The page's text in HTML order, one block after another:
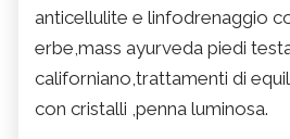
anticellulite e linfodrenaggio
erbe,mass ayurveda piedi
californiano,trattamenti di
con cristalli ,penna luminosa.